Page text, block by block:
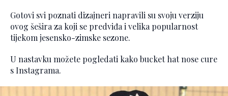
Gotovi svi poznati dizajneri napravili su svoju verziju
ovog šešira za koji se predviđa i velika popularnost
tijekom jesensko-zimske sezone.
U nastavku možete pogledati kako bucket hat nose cure
s Instagrama.